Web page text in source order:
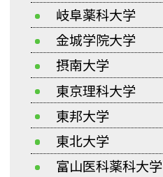
富山医科薬科大学
岐阜薬科大学
金城学院大学
摂南大学
東京理科大学
東邦大学
東北大学